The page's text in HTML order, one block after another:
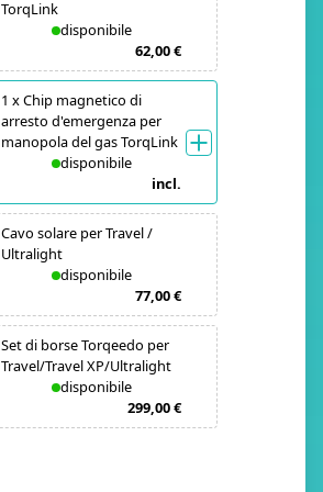
TorqLink
disponibile
62,00 €
1 xChip magnetico di
arresto d'emergenza per
manopola del gas TorqLink
disponibile
incl.
Cavo solare per Travel /
Ultralight
disponibile
77,00 €
Set di borse Torqeedo per
Travel/Travel XP/Ultralight
disponibile
299,00 €